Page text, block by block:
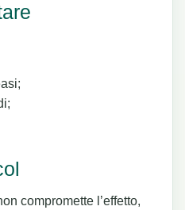
compromette l’effetto,